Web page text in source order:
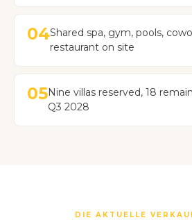
04Shared spa, gym, pools,
restaurant on site
05Nine villas reserved, 18
Q3 2028
DIE AKTUELLE